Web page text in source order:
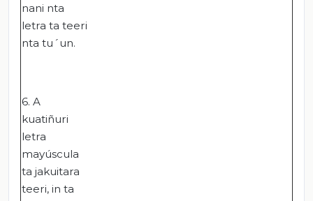
nani nta
letra ta teeri
nta tu´un.
6. A
kuatiñuri
letra
mayúscula
ta jakuitara
teeri, in ta